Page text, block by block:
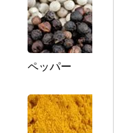
ペッパー